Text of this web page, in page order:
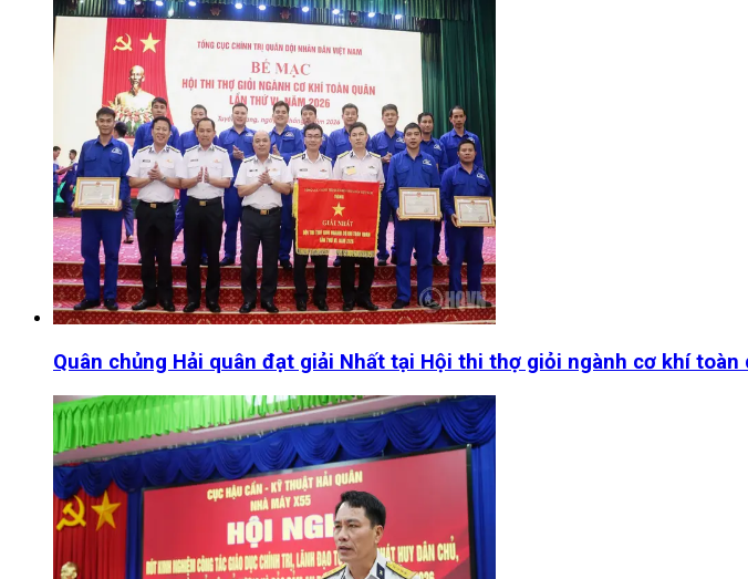
Quân chủng Hải quân đạt giải Nhất tại Hội thi thợ giỏi ngành cơ khí toàn